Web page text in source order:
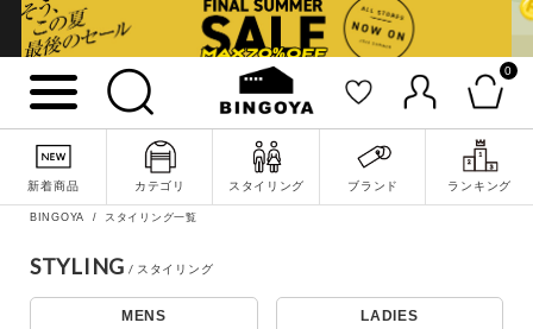
0
新着商品 カテゴリ スタイリング ブランド ランキング
詳細検索
BINGOYA スタイリング一覧
STYLING
MENS LADIES